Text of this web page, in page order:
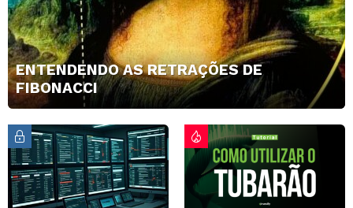
ENTENDENDO AS RETRAÇÕES DE
FIBONACCI